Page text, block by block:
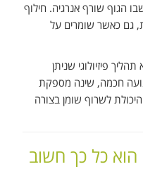
הגוף שורף אנרגיה. חילוף
גם כאשר שומרים על
פיזיולוגי שניתן
חכמה, שינה מספקת
לשרוף שומן בצורה
הוא כל כך חשוב